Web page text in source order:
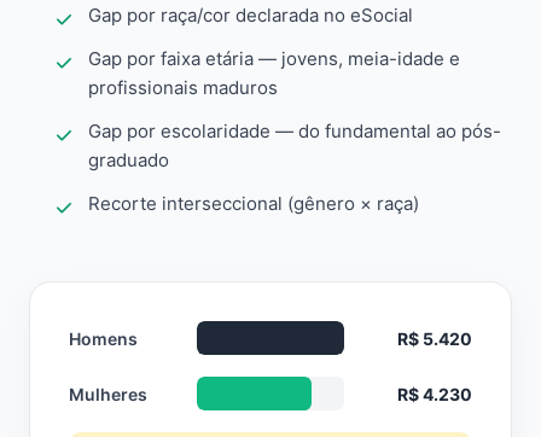
Gap por raça/cor declarada no eSocial
Gap por faixa etária — jovens, meia-idade e
profissionais maduros
Gap por escolaridade — do fundamental ao pós-
graduado
Recorte interseccional (gênero × raça)
Homens R$ 5.420
Mulheres R$ 4.230